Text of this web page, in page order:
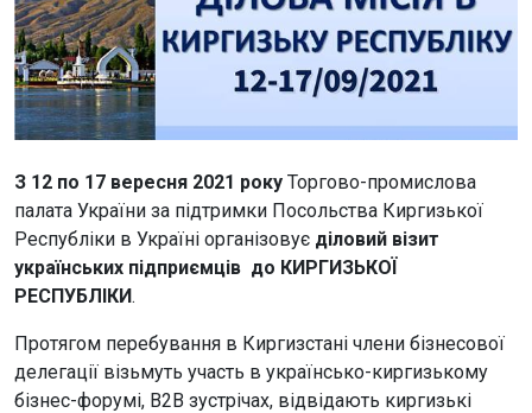
З 12 по 17 вересня 2021 року Торгово-промислова
палата України за підтримки Посольства Киргизької
Республіки в Україні організовує діловий візит
українських підприємців до КИРГИЗЬКОЇ
РЕСПУБЛІКИ.
Протягом перебування в Киргизстані члени бізнесової
делегації візьмуть участь в українсько-киргизькому
бізнес-форумі, В2В зустрічах, відвідають киргизькі